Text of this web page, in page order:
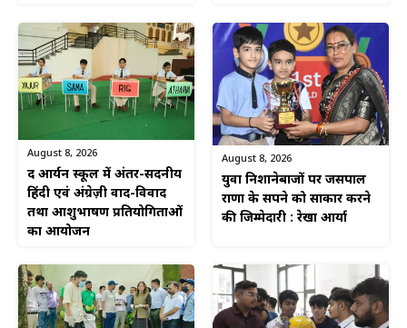
August 8, 2026
द आर्यन स्कूल में अंतर-सदनीय
हिंदी एवं अंग्रेज़ी वाद-विवाद
तथा आशुभाषण प्रतियोगिताओं
का आयोजन
August 8, 2026
युवा निशानेबाजों पर जसपाल
राणा के सपने को साकार करने
की जिम्मेदारी : रेखा आर्या